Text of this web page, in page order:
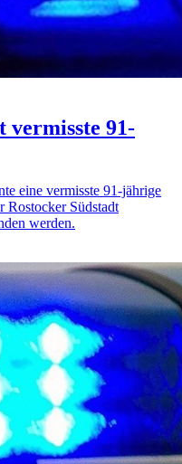
91-
eine vermisste 91-jährige
Rostocker Südstadt
werden.